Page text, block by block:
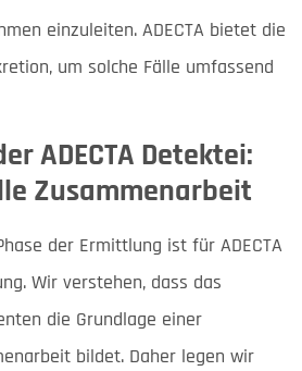
einzuleiten. ADECTA bietet die
um solche Fälle umfassend
ADECTA Detektei:
Zusammenarbeit
der Ermittlung ist für ADECTA
Wir verstehen, dass das
die Grundlage einer
bildet. Daher legen wir